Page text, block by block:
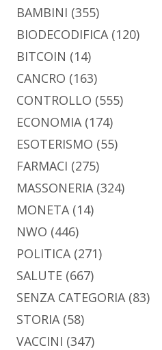
BAMBINI (355)
BIODECODIFICA (120)
BITCOIN (14)
CANCRO (163)
CONTROLLO (555)
ECONOMIA (174)
ESOTERISMO (55)
FARMACI (275)
MASSONERIA (324)
MONETA (14)
NWO (446)
POLITICA (271)
SALUTE (667)
SENZA CATEGORIA (83)
STORIA (58)
VACCINI (347)